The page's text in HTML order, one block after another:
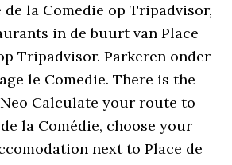
la Comedie op Tripadvisor,
in de buurt van Place
Tripadvisor. Parkeren onder
le Comedie. There is the
Calculate your route to
la Comédie, choose your
next to Place de